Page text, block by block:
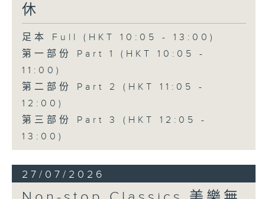
休
足本 Full (HKT 10:05 - 13:00)
第一部份 Part 1 (HKT 10:05 -
11:00)
第二部份 Part 2 (HKT 11:05 -
12:00)
第三部份 Part 3 (HKT 12:05 -
13:00)
27/07/2026